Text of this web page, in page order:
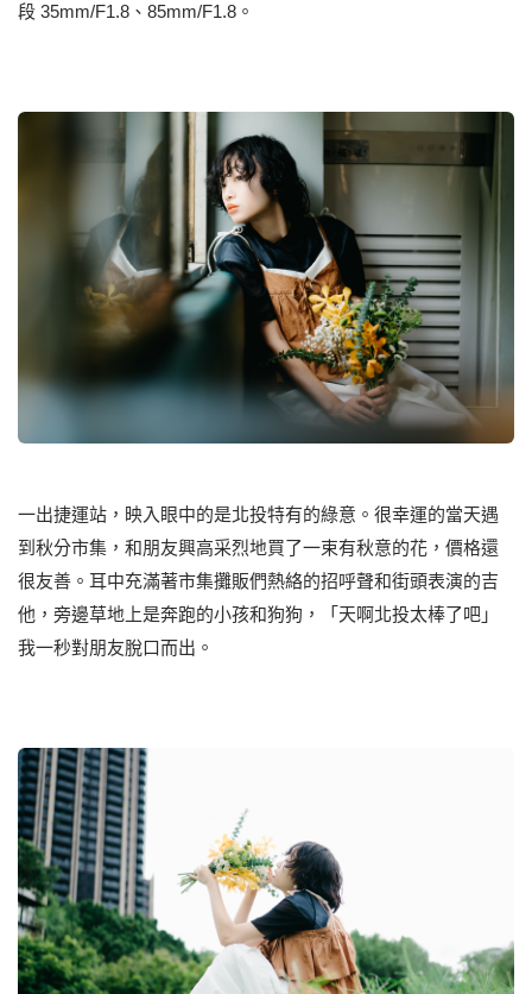
段 35mm/F1.8、85mm/F1.8。
⼀出捷運站，映入眼中的是北投特有的綠意。很幸運的當天遇
到秋分市集，和朋友興⾼采烈地買了⼀束有秋意的花，價格還
很友善。耳中充滿著市集攤販們熱絡的招呼聲和街頭表演的吉
他，旁邊草地上是奔跑的⼩孩和狗狗，「天啊北投太棒了吧」
我⼀秒對朋友脫⼝⽽出。